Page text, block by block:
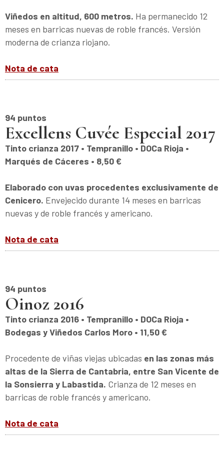
Viñedos en altitud, 600 metros. Ha permanecido 12
meses en barricas nuevas de roble francés. Versión
moderna de crianza riojano.
Nota de cata
94 puntos
Excellens Cuvée Especial 2017
Tinto crianza 2017 • Tempranillo • DOCa Rioja •
Marqués de Cáceres • 8,50 €
Elaborado con uvas procedentes exclusivamente de
Cenicero. Envejecido durante 14 meses en barricas
nuevas y de roble francés y americano.
Nota de cata
94 puntos
Oinoz 2016
Tinto crianza 2016 • Tempranillo • DOCa Rioja •
Bodegas y Viñedos Carlos Moro • 11,50 €
Procedente de viñas viejas ubicadas en las zonas más
altas de la Sierra de Cantabria, entre San Vicente de
la Sonsierra y Labastida. Crianza de 12 meses en
barricas de roble francés y americano.
Nota de cata